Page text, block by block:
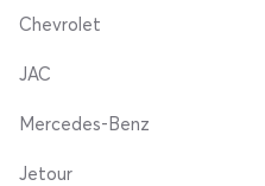
Chevrolet
JAC
Mercedes-Benz
Jetour